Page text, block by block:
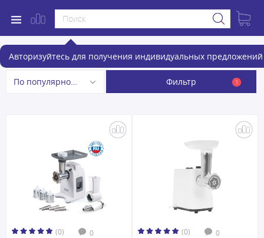
Авторизуйтесь для получения индивидуальных предложений
Мясорубки
По популярности Фильтр 1
(0) 0 (0) 0